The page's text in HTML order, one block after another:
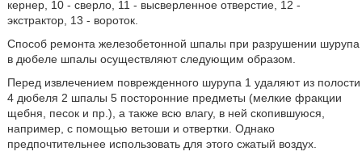
кернер, 10 - сверло, 11 - высверленное отверстие, 12 -
экстрактор, 13 - вороток.
Способ ремонта железобетонной шпалы при разрушении шурупа
в дюбеле шпалы осуществляют следующим образом.
Перед извлечением поврежденного шурупа 1 удаляют из полости
4 дюбеля 2 шпалы 5 посторонние предметы (мелкие фракции
щебня, песок и пр.), а также всю влагу, в ней скопившуюся,
например, с помощью ветоши и отвертки. Однако
предпочтительнее использовать для этого сжатый воздух.